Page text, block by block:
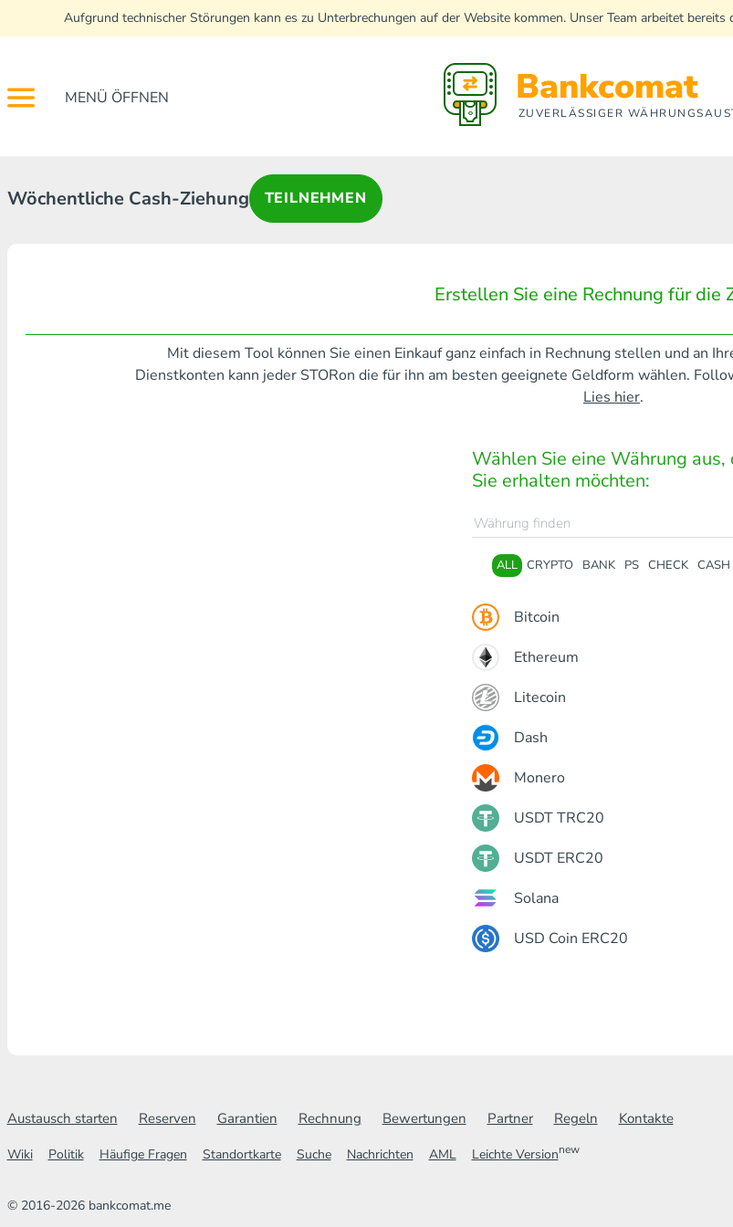
Aufgrund technischer Störungen kann es zu Unterbrechungen auf der Website kommen. Unser Team arbeitet bereits
MENÜ ÖFFNEN Bankcomat
ZUVERLÄSSIGER
Wöchentliche Cash-Ziehung TEILNEHMEN
Erstellen Sie eine Rechnung für die
Mit diesem Tool können Sie einen Einkauf ganz einfach in Rechnung stellen und an
Dienstkonten kann jeder STORon die für ihn am besten geeignete Geldform wählen.
Lies hier.
Wählen Sie eine Währung aus,
Sie erhalten möchten:
ALL CRYPTO BANK PS CHECK CASH
Bitcoin
Ethereum
Litecoin
Dash
Monero
USDT TRC20
USDT ERC20
Solana
USD Coin ERC20
Austausch starten Reserven Garantien Rechnung Bewertungen Partner Regeln Kontakte
Wiki Politik Häufige Fragen Standortkarte Suche Nachrichten AML Leichte Versionnew
© 2016-2026 bankcomat.me